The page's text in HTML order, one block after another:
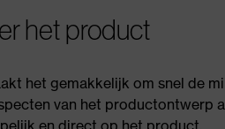
het product
het gemakkelijk om snel de
van het productontwerp
en direct op het product.